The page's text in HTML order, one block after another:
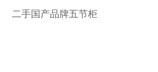
二手国产品牌五节柜